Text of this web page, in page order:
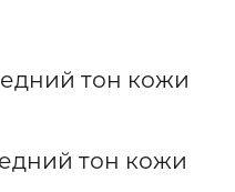
тон кожи
тон кожи